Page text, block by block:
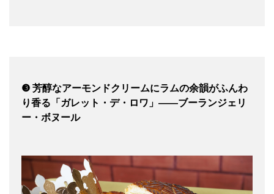
❸ 芳醇なアーモンドクリームにラムの余韻がふんわ
り香る「ガレット・デ・ロワ」——ブーランジェリ
ー・ボヌール